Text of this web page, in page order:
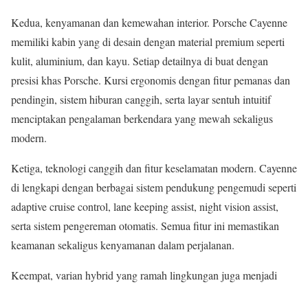
Kedua, kenyamanan dan kemewahan interior. Porsche Cayenne
memiliki kabin yang di desain dengan material premium seperti
kulit, aluminium, dan kayu. Setiap detailnya di buat dengan
presisi khas Porsche. Kursi ergonomis dengan fitur pemanas dan
pendingin, sistem hiburan canggih, serta layar sentuh intuitif
menciptakan pengalaman berkendara yang mewah sekaligus
modern.
Ketiga, teknologi canggih dan fitur keselamatan modern. Cayenne
di lengkapi dengan berbagai sistem pendukung pengemudi seperti
adaptive cruise control, lane keeping assist, night vision assist,
serta sistem pengereman otomatis. Semua fitur ini memastikan
keamanan sekaligus kenyamanan dalam perjalanan.
Keempat, varian hybrid yang ramah lingkungan juga menjadi